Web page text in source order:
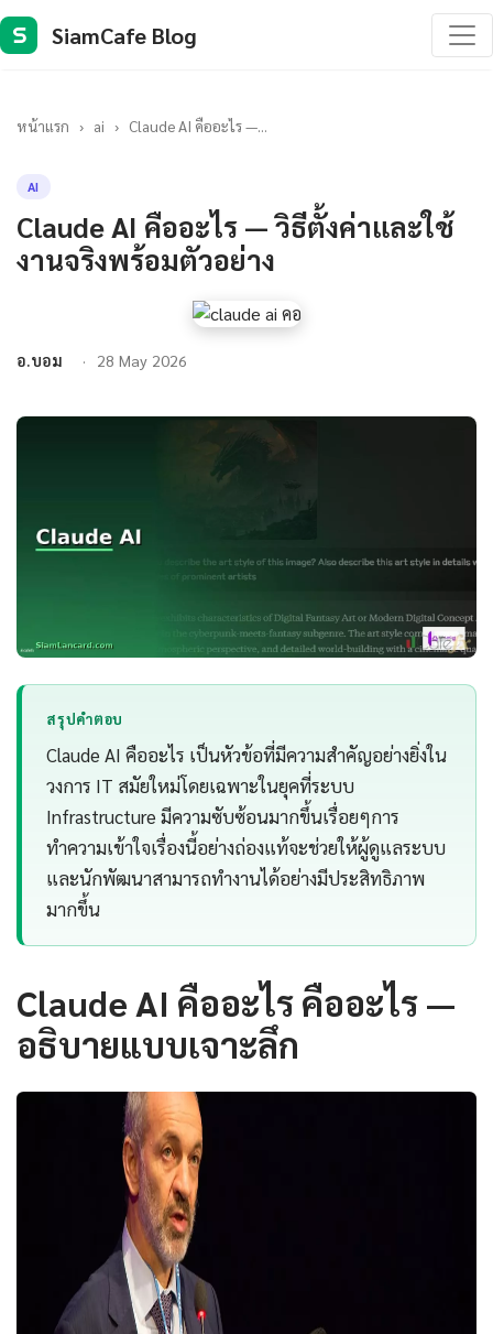
S SiamCafe Blog
หน้าแรก › ai › Claude AI คืออะไร —...
AI
Claude AI คืออะไร — วิธีตั้งค่าและใช้
งานจริงพร้อมตัวอย่าง
อ.บอม 28 May 2026
สรุปคำตอบ
Claude AI คืออะไร เป็นหัวข้อที่มีความสำคัญอย่างยิ่งใน
วงการ IT สมัยใหม่โดยเฉพาะในยุคที่ระบบ
Infrastructure มีความซับซ้อนมากขึ้นเรื่อยๆการ
ทำความเข้าใจเรื่องนี้อย่างถ่องแท้จะช่วยให้ผู้ดูแลระบบ
และนักพัฒนาสามารถทำงานได้อย่างมีประสิทธิภาพ
มากขึ้น
Claude AI คืออะไร คืออะไร —
อธิบายแบบเจาะลึก